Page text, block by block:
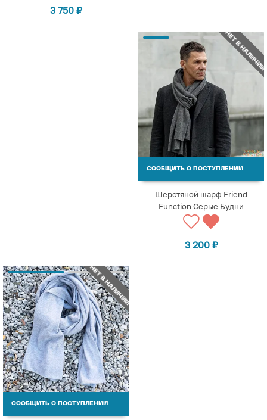
3 750 ₽
НЕТ В НАЛИЧИИ
СООБЩИТЬ О ПОСТУПЛЕНИИ
Шерстяной шарф Friend
Function Серые Будни
3 200 ₽
НЕТ В НАЛИЧИИ
СООБЩИТЬ О ПОСТУПЛЕНИИ